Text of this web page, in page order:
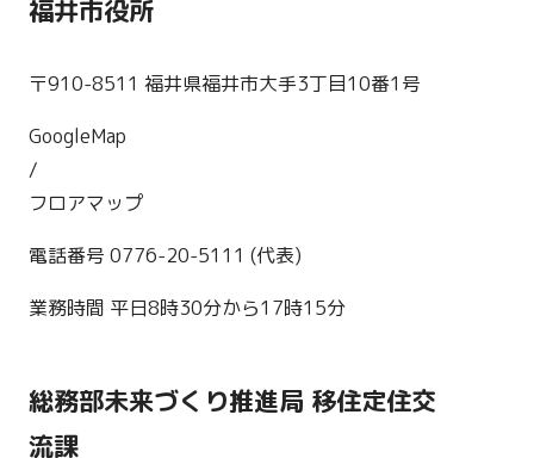
福井市役所
〒910-8511 福井県福井市大手3丁目10番1号
GoogleMap
/
フロアマップ
電話番号 0776-20-5111 (代表)
業務時間 平日8時30分から17時15分
総務部未来づくり推進局 移住定住交
流課